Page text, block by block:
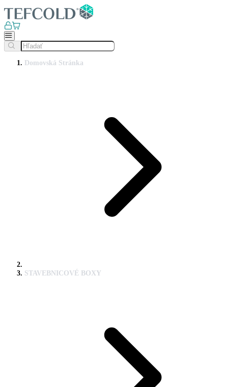
Domovská Stránka
STAVEBNICOVÉ BOXY